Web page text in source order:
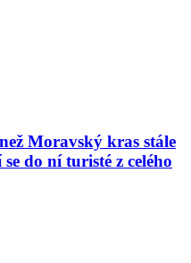
Moravský kras stále
do ní turisté z celého